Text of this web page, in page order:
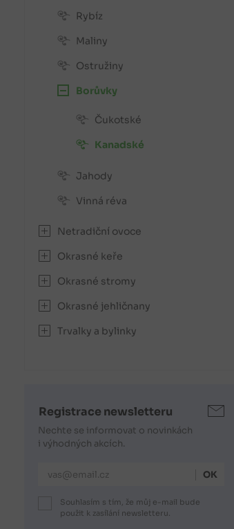
Rybíz
Maliny
Ostružiny
Borůvky
Čukotské
Kanadské
Jahody
Vinná réva
Netradiční ovoce
Okrasné keře
Okrasné stromy
Okrasné jehličnany
Trvalky a bylinky
Registrace newsletteru
Nechte se informovat o novinkách
i výhodných akcích.
E-mailová adresa
Souhlasím s tím, že můj e-mail bude
použit k zasílání newsletteru.